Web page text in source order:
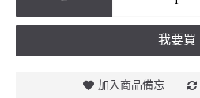
我要買
加入商品備忘